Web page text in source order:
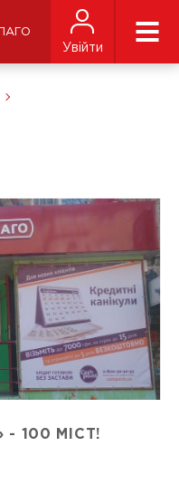
Увійти
- 100 МІСТ!